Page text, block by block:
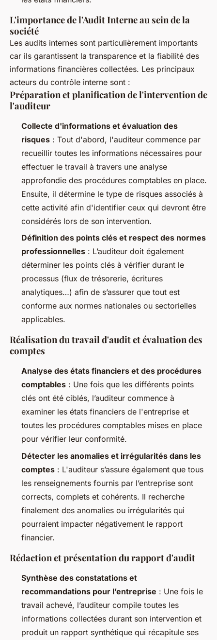
L'importance de l'Audit Interne au sein de la
société
Les audits internes sont particulièrement importants
car ils garantissent la transparence et la fiabilité des
informations financières collectées. Les principaux
acteurs du contrôle interne sont :
Préparation et planification de l'intervention de
l'auditeur
Collecte d'informations et évaluation des
risques : Tout d'abord, l'auditeur commence par
recueillir toutes les informations nécessaires pour
effectuer le travail à travers une analyse
approfondie des procédures comptables en place.
Ensuite, il détermine le type de risques associés à
cette activité afin d'identifier ceux qui devront être
considérés lors de son intervention.
Définition des points clés et respect des normes
professionnelles : L’auditeur doit également
déterminer les points clés à vérifier durant le
processus (flux de trésorerie, écritures
analytiques…) afin de s’assurer que tout est
conforme aux normes nationales ou sectorielles
applicables.
Réalisation du travail d'audit et évaluation des
comptes
Analyse des états financiers et des procédures
comptables : Une fois que les différents points
clés ont été ciblés, l’auditeur commence à
examiner les états financiers de l'entreprise et
toutes les procédures comptables mises en place
pour vérifier leur conformité.
Détecter les anomalies et irrégularités dans les
comptes : L'auditeur s’assure également que tous
les renseignements fournis par l’entreprise sont
corrects, complets et cohérents. Il recherche
finalement des anomalies ou irrégularités qui
pourraient impacter négativement le rapport
financier.
Rédaction et présentation du rapport d'audit
Synthèse des constatations et
recommandations pour l’entreprise : Une fois le
travail achevé, l’auditeur compile toutes les
informations collectées durant son intervention et
produit un rapport synthétique qui récapitule ses